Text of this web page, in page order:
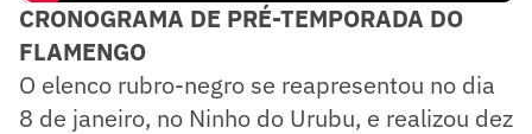
CRONOGRAMA DE PRÉ-TEMPORADA DO
FLAMENGO
O elenco rubro-negro se reapresentou no dia
8 de janeiro, no Ninho do Urubu, e realizou dez